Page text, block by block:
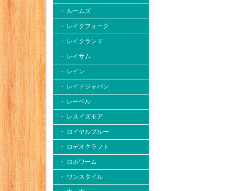
・ ルームズ
・ レイクフォーク
・ レイクランド
・ レイサム
・ レイン
・ レイドジャパン
・ レーベル
・ レスイズモア
・ ロイヤルブルー
・ ロデオクラフト
・ ロボワーム
・ ワンスタイル